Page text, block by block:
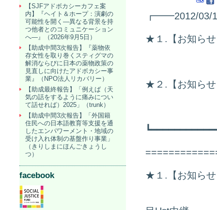
┏━━2012/
★１.【お知らせ
★２.【お知らせ
★１.【お知らせ
【SJFアドボカシーカフェ案
内】『ヘイト＆ホープ：演劇の
可能性を開く―異なる背景を持
つ他者とのコミュニケーション
へ―』（2026年9月5日）
【助成中間3次報告】『薬物依
存女性を取り巻くスティグマの
解消ならびに日本の薬物政策の
見直しに向けたアドボカシー事
業』（NPO法人リカバリー）
【助成最終報告】「例えば（天
気の話をするように痛みについ
て話せれば）2025」（trunk）
【助成中間3次報告】「外国籍
住民への日本語教育等支援を通
したエンパワーメント・地域の
受け入れ体制の基盤作り事業」
（きりしまにほんごきょうし
つ）
facebook